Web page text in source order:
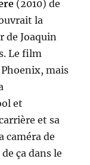
(2010) de
la
de Joaquin
Le film
mais
et
et sa
caméra de
ça dans le